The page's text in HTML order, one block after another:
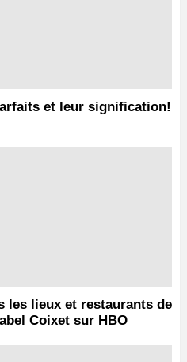
et leur signification!
les lieux et restaurants de
Coixet sur HBO